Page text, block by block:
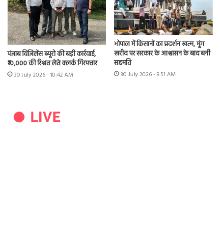
पंजाब विजिलेंस ब्यूरो की बड़ी कार्रवाई,
₹10,000 की रिश्वत लेते क्लर्क गिरफ्तार
30 July 2026 - 10:42 AM
भोपाल में किसानों का प्रदर्शन खत्म, मूंग
खरीद पर सरकार के आश्वासन के बाद बनी
सहमति
30 July 2026 - 9:51 AM